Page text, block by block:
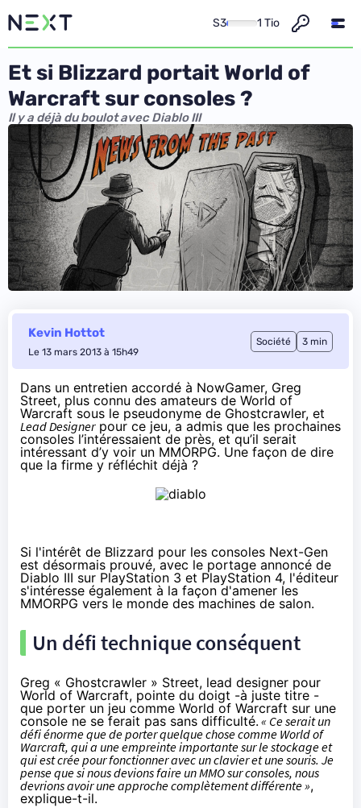
S3 1 Tio
Et si Blizzard portait World of
Warcraft sur consoles ?
Il y a déjà du boulot avec Diablo III
Kevin Hottot
Le 13 mars 2013 à 15h49
Société 3 min
Dans un entretien accordé à NowGamer, Greg
Street, plus connu des amateurs de World of
Warcraft sous le pseudonyme de Ghostcrawler, et
Lead Designerpour ce jeu, a admis que les prochaines
consoles l’intéressaient de près, et qu’il serait
intéressant d’y voir un MMORPG. Une façon de dire
que la firme y réfléchit déjà ?
Si l'intérêt de Blizzard pour les consoles Next-Gen
est désormais prouvé, avec le portage annoncé de
Diablo III sur PlayStation 3 et PlayStation 4, l'éditeur
s'intéresse également à la façon d'amener les
MMORPG vers le monde des machines de salon.
Un défi technique conséquent
Greg « Ghostcrawler » Street, lead designer pour
World of Warcraft, pointe du doigt -à juste titre -
que porter un jeu comme World of Warcraft sur une
console ne se ferait pas sans difficulté. « Ce serait un
défi énorme que de porter quelque chose comme World of
Warcraft, qui a une empreinte importante sur le stockage et
qui est crée pour fonctionner avec un clavier et une souris. Je
pense que si nous devions faire un MMO sur consoles, nous
devrions avoir une approche complètement différente »,
explique-t-il.